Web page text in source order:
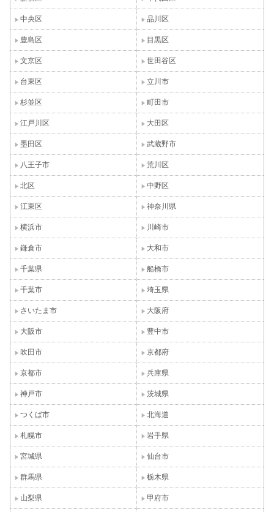
中央区 品川区
豊島区 目黒区
文京区 世田谷区
台東区 立川市
杉並区 町田市
江戸川区 大田区
墨田区 武蔵野市
八王子市 荒川区
北区 中野区
江東区 神奈川県
横浜市 川崎市
鎌倉市 大和市
千葉県 船橋市
千葉市 埼玉県
さいたま市 大阪府
大阪市 豊中市
吹田市 京都府
京都市 兵庫県
神戸市 茨城県
つくば市 北海道
札幌市 岩手県
宮城県 仙台市
群馬県 栃木県
山梨県 甲府市